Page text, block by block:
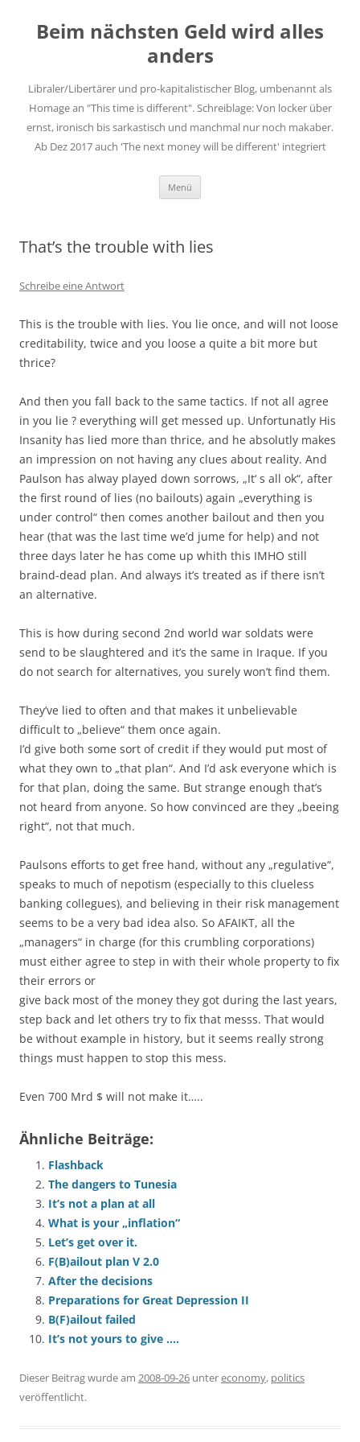
springen
Beim nächsten Geld wird alles
anders
Libraler/Libertärer und pro-kapitalistischer Blog, umbenannt als
Homage an "This time is different". Schreiblage: Von locker über
ernst, ironisch bis sarkastisch und manchmal nur noch makaber.
Ab Dez 2017 auch 'The next money will be different' integriert
Menü
That’s the trouble with lies
Schreibe eine Antwort
This is the trouble with lies. You lie once, and will not loose
creditability, twice and you loose a quite a bit more but
thrice?
And then you fall back to the same tactics. If not all agree
in you lie ? everything will get messed up. Unfortunatly His
Insanity has lied more than thrice, and he absolutly makes
an impression on not having any clues about reality. And
Paulson has alway played down sorrows, „It‘ s all ok“, after
the first round of lies (no bailouts) again „everything is
under control“ then comes another bailout and then you
hear (that was the last time we’d jume for help) and not
three days later he has come up whith this IMHO still
braind-dead plan. And always it’s treated as if there isn’t
an alternative.
This is how during second 2nd world war soldats were
send to be slaughtered and it’s the same in Iraque. If you
do not search for alternatives, you surely won’t find them.
They’ve lied to often and that makes it unbelievable
difficult to „believe“ them once again.
I’d give both some sort of credit if they would put most of
what they own to „that plan“. And I’d ask everyone which is
for that plan, doing the same. But strange enough that’s
not heard from anyone. So how convinced are they „beeing
right“, not that much.
Paulsons efforts to get free hand, without any „regulative“,
speaks to much of nepotism (especially to this clueless
banking collegues), and believing in their risk management
seems to be a very bad idea also. So AFAIKT, all the
„managers“ in charge (for this crumbling corporations)
must either agree to step in with their whole property to fix
their errors or
give back most of the money they got during the last years,
step back and let others try to fix that messs. That would
be without example in history, but it seems really strong
things must happen to stop this mess.
Even 700 Mrd $ will not make it…..
Ähnliche Beiträge:
Flashback
The dangers to Tunesia
It’s not a plan at all
What is your „inflation“
Let’s get over it.
F(B)ailout plan V 2.0
After the decisions
Preparations for Great Depression II
B(F)ailout failed
It’s not yours to give ….
Dieser Beitrag wurde am 2008-09-26 untereconomy, politics
veröffentlicht.